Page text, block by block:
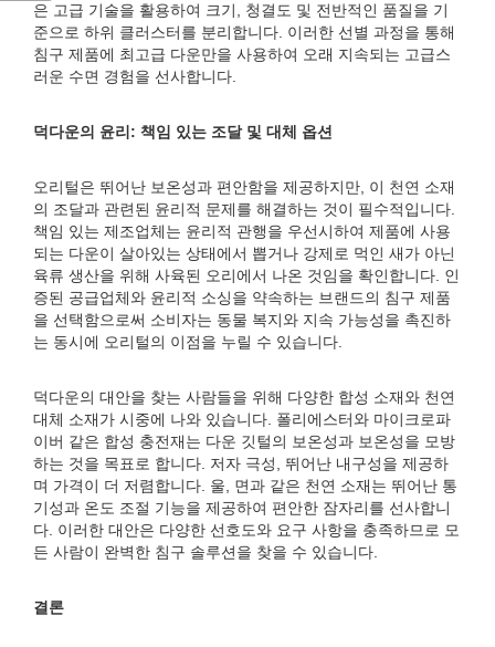
은 고급 기술을 활용하여 크기, 청결도 및 전반적인 품질을 기
준으로 하위 클러스터를 분리합니다. 이러한 선별 과정을 통해
침구 제품에 최고급 다운만을 사용하여 오래 지속되는 고급스
러운 수면 경험을 선사합니다.
덕다운의 윤리: 책임 있는 조달 및 대체 옵션
오리털은 뛰어난 보온성과 편안함을 제공하지만, 이 천연 소재
의 조달과 관련된 윤리적 문제를 해결하는 것이 필수적입니다.
책임 있는 제조업체는 윤리적 관행을 우선시하여 제품에 사용
되는 다운이 살아있는 상태에서 뽑거나 강제로 먹인 새가 아닌
육류 생산을 위해 사육된 오리에서 나온 것임을 확인합니다. 인
증된 공급업체와 윤리적 소싱을 약속하는 브랜드의 침구 제품
을 선택함으로써 소비자는 동물 복지와 지속 가능성을 촉진하
는 동시에 오리털의 이점을 누릴 수 있습니다.
덕다운의 대안을 찾는 사람들을 위해 다양한 합성 소재와 천연
대체 소재가 시중에 나와 있습니다. 폴리에스터와 마이크로파
이버 같은 합성 충전재는 다운 깃털의 보온성과 보온성을 모방
하는 것을 목표로 합니다. 저자 극성, 뛰어난 내구성을 제공하
며 가격이 더 저렴합니다. 울, 면과 같은 천연 소재는 뛰어난 통
기성과 온도 조절 기능을 제공하여 편안한 잠자리를 선사합니
다. 이러한 대안은 다양한 선호도와 요구 사항을 충족하므로 모
든 사람이 완벽한 침구 솔루션을 찾을 수 있습니다.
결론